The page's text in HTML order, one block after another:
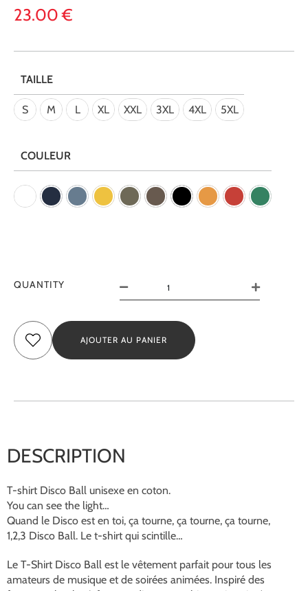
23.00€
TAILLE
S M L XL XXL 3XL 4XL 5XL
COULEUR
QUANTITY
AJOUTER AU PANIER
DESCRIPTION
T-shirt Disco Ball unisexe en coton.
You can see the light…
Quand le Disco est en toi, ça tourne, ça tourne, ça tourne,
1,2,3 Disco Ball. Le t-shirt qui scintille…
Le T-Shirt Disco Ball est le vêtement parfait pour tous les
amateurs de musique et de soirées animées. Inspiré des